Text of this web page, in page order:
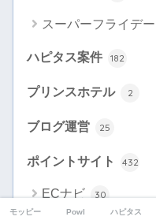
スーパーフライデー
ハピタス案件 182
プリンスホテル 2
ブログ運営 25
ポイントサイト 432
ECナビ 30
モッピー Powl ハピタス